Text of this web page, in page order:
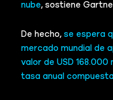
nube, sostiene
De hecho,se espera
mercado mundial de
valor de USD 168.000
tasa anual